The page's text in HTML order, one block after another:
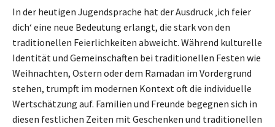
In der heutigen Jugendsprache hat der Ausdruck ‚ich feier
dich‘ eine neue Bedeutung erlangt, die stark von den
traditionellen Feierlichkeiten abweicht. Während kulturelle
Identität und Gemeinschaften bei traditionellen Festen wie
Weihnachten, Ostern oder dem Ramadan im Vordergrund
stehen, trumpft im modernen Kontext oft die individuelle
Wertschätzung auf. Familien und Freunde begegnen sich in
diesen festlichen Zeiten mit Geschenken und traditionellen